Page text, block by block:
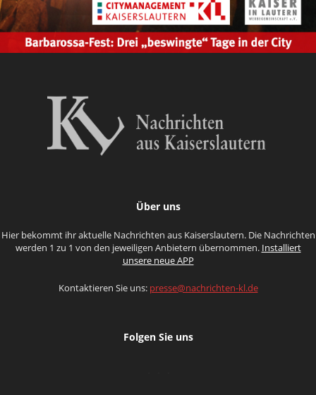
Über uns
Hier bekommt ihr aktuelle Nachrichten aus Kaiserslautern. Die Nachrichten
werden 1 zu 1 von den jeweiligen Anbietern übernommen. Installiert
unsere neue APP
Kontaktieren Sie uns: presse@nachrichten-kl.de
Folgen Sie uns